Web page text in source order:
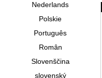
Nederlands
Polskie
Português
Român
Slovenščina
slovenský